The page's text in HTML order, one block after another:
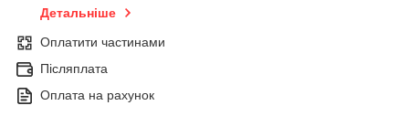
Детальніше
Оплатити частинами
Післяплата
Оплата на рахунок